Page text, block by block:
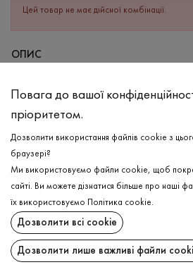
Цей товар не має дійсної комбінації.
ОПИС
найкомфортніший варіант сезону, адже
додаванням еластану, що в тандемі
та якість, але й водночас базовий та
бокових швах оздоблений практичними
приємним доповненням для Ваших
оброблений двостроковим
різними видами футболок, для теплих
необхідний елемент одягу!
СКЛАД
Бавовна - 95%, Еластан - 5%
ДОСТАВКА
ПОВЕРНЕННЯ
Повага до вашої
пріоритетом.
Дозволити використання файлів cookie з
браузері?
Ми використовуємо файли cookie, щоб
сайті. Ви можете дізнатися більше про наші
їх використовуємо
Політика cookie.
Дозволити всі cookie
Дозволити лише важливі файли